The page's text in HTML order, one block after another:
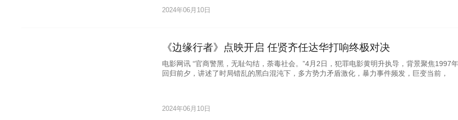
2024年06月10日
《边缘行者》点映开启 任贤齐任达华打响终极对决
电影网讯 “官商警黑，无耻勾结，荼毒社会。”4月2日，犯罪电影黄明升执导，背景聚焦1997
回归前夕，讲述了时局错乱的黑白混沌下，多方势力矛盾激化，暴力事件频发，巨变当前，
2024年06月10日